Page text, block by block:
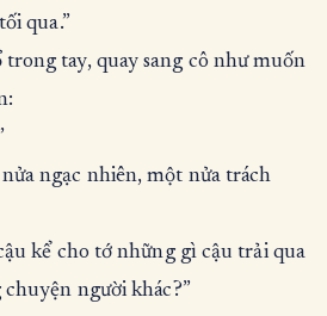
qua.”
tay, quay sang cô như muốn
ngạc nhiên, một nửa trách
kể cho tớ những gì cậu trải qua
người khác?”